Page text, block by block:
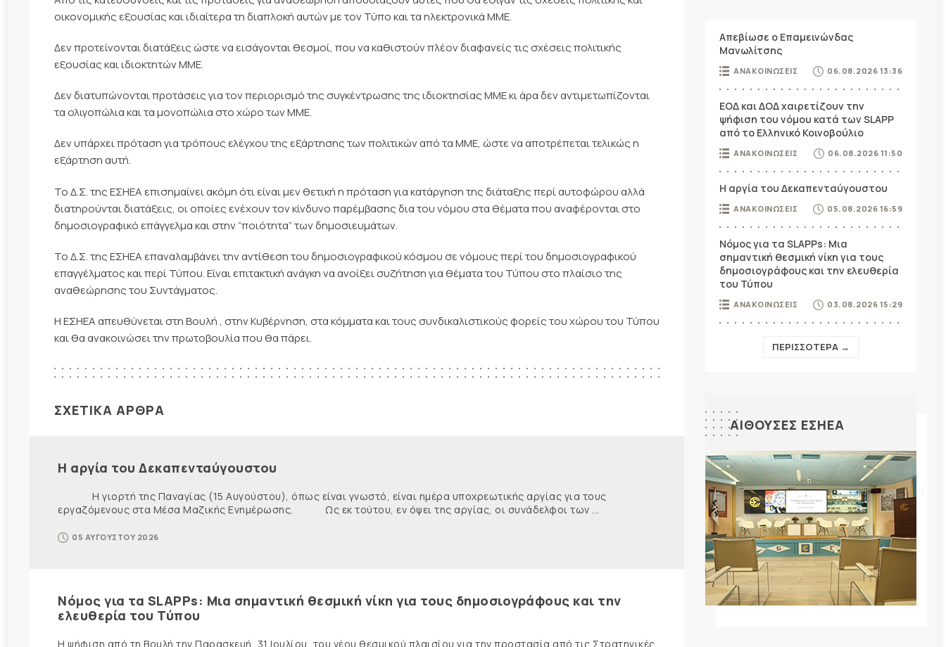
οικονομικής εξουσίας και ιδιαίτερα τη διαπλοκή αυτών με τον Τύπο και τα ηλεκτρονικά ΜΜΕ.
Δεν προτείνονται διατάξεις ώστε να εισάγονται θεσμοί, που να καθιστούν πλέον διαφανείς τις σχέσεις πολιτικής
εξουσίας και ιδιοκτητών ΜΜΕ.
Δεν διατυπώνονται προτάσεις για τον περιορισμό της συγκέντρωσης της ιδιοκτησίας ΜΜΕ κι άρα δεν αντιμετωπίζονται
τα ολιγοπώλια και τα μονοπώλια στο χώρο των ΜΜΕ.
Δεν υπάρχει πρόταση για τρόπους ελέγχου της εξάρτησης των πολιτικών από τα ΜΜΕ, ώστε να αποτρέπεται τελικώς η
εξάρτηση αυτή.
Το Δ.Σ. της ΕΣΗΕΑ επισημαίνει ακόμη ότι είναι μεν θετική η πρόταση για κατάργηση της διάταξης περί αυτοφώρου αλλά
διατηρούνται διατάξεις, οι οποίες ενέχουν τον κίνδυνο παρέμβασης δια του νόμου στα θέματα που αναφέρονται στο
δημοσιογραφικό επάγγελμα και στην “ποιότητα” των δημοσιευμάτων.
Το Δ.Σ. της ΕΣΗΕΑ επαναλαμβάνει την αντίθεση του δημοσιογραφικού κόσμου σε νόμους περί του δημοσιογραφικού
επαγγέλματος και περί Τύπου. Είναι επιτακτική ανάγκη να ανοίξει συζήτηση για θέματα του Τύπου στο πλαίσιο της
αναθεώρησης του Συντάγματος.
Η ΕΣΗΕΑ απευθύνεται στη Βουλή , στην Κυβέρνηση, στα κόμματα και τους συνδικαλιστικούς φορείς του χώρου του Τύπου
και θα ανακοινώσει την πρωτοβουλία που θα πάρει.
ΣΧΕΤΙΚΑ ΑΡΘΡΑ
Η αργία του Δεκαπενταύγουστου
Η γιορτή της Παναγίας (15 Αυγούστου), όπως είναι γνωστό, είναι ημέρα υποχρεωτικής αργίας για τους
εργαζόμενους στα Μέσα Μαζικής Ενημέρωσης. Ως εκ τούτου, εν όψει της αργίας, οι συνάδελφοι των ...
05 ΑΥΓΟΥΣΤΟΥ 2026
Νόμος για τα SLAPPs: Μια σημαντική θεσμική νίκη για τους δημοσιογράφους και την
ελευθερία του Τύπου
Η ψήφιση από τη Βουλή την Παρασκευή, 31 Ιουλίου, του νέου θεσμικού πλαισίου για την προστασία από τις Στρατηγικές
Απεβίωσε ο Επαμεινώνδας
Μανωλίτσης
ΑΝΑΚΟΙΝΩΣΕΙΣ 06.08.2026 13:36
ΕΟΔ και ΔΟΔ χαιρετίζουν την
ψήφιση του νόμου κατά των SLAPP
από το Ελληνικό Κοινοβούλιο
ΑΝΑΚΟΙΝΩΣΕΙΣ 06.08.2026 11:50
Η αργία του Δεκαπενταύγουστου
ΑΝΑΚΟΙΝΩΣΕΙΣ 05.08.2026 16:59
Νόμος για τα SLAPPs: Μια
σημαντική θεσμική νίκη για τους
δημοσιογράφους και την ελευθερία
του Τύπου
ΑΝΑΚΟΙΝΩΣΕΙΣ 03.08.2026 15:29
ΠΕΡΙΣΣΟΤΕΡΑ →
ΑΙΘΟΥΣΕΣ ΕΣΗΕΑ